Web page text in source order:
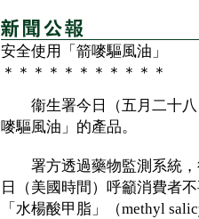
安全使用「箭嘜驅風油」
＊＊＊＊＊＊＊＊＊＊＊
衞生署今日（五月二十八
嘜驅風油」的產品。
署方透過藥物監測系統，
日（美國時間）呼籲消費者
「水楊酸甲脂」（methyl